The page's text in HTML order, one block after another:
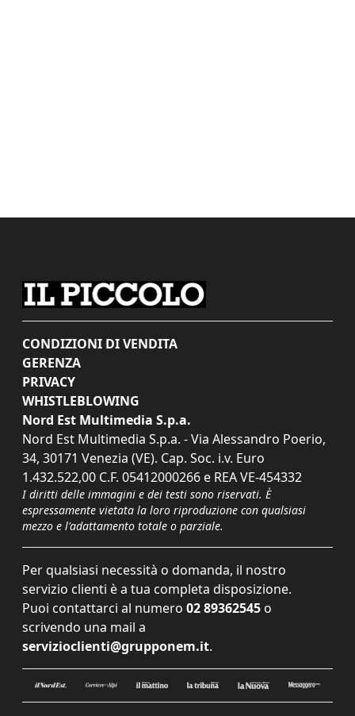
CONDIZIONI DI VENDITA
GERENZA
PRIVACY
WHISTLEBLOWING
Nord Est Multimedia S.p.a.
Nord Est Multimedia S.p.a. - Via Alessandro Poerio,
34, 30171 Venezia (VE). Cap. Soc. i.v. Euro
1.432.522,00 C.F. 05412000266 e REA VE-454332
I diritti delle immagini e dei testi sono riservati. È
espressamente vietata la loro riproduzione con qualsiasi
mezzo e l'adattamento totale o parziale.
Per qualsiasi necessità o domanda, il nostro
servizio clienti è a tua completa disposizione.
Puoi contattarci al numero 02 89362545 o
scrivendo una mail a
servizioclienti@grupponem.it.